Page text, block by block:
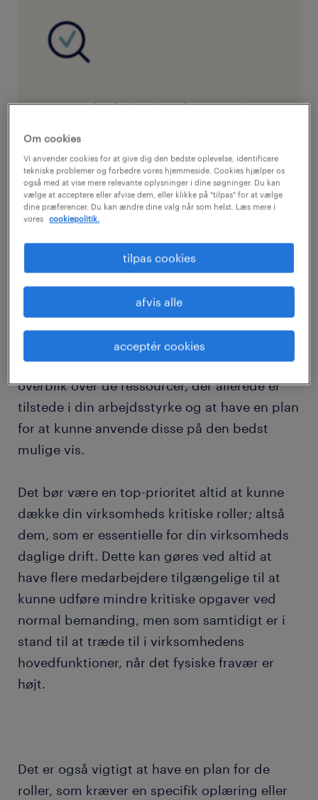
case study: forbedret fremmøde og
produktivitet.
download case
HR ledelse og planlægning.
Det er essentielt at have en hurtig
ansættelsesproces, når du har et kortsigtet
behov for at booste din arbejdskapacitet. Det
er dog lige så afgørende at have et klart
overblik over de ressourcer, der allerede er
tilstede i din arbejdsstyrke og at have en plan
for at kunne anvende disse på den bedst
mulige vis.
Det bør være en top-prioritet altid at kunne
dække din virksomheds kritiske roller; altså
dem, som er essentielle for din virksomheds
daglige drift. Dette kan gøres ved altid at
have flere medarbejdere tilgængelige til at
kunne udføre mindre kritiske opgaver ved
normal bemanding, men som samtidigt er i
stand til at træde til i virksomhedens
hovedfunktioner, når det fysiske fravær er
højt.
Det er også vigtigt at have en plan for de
roller, som kræver en specifik oplæring eller
Om cookies
Vi anvender cookies for at give dig den bedste oplevelse, identificere
tekniske problemer og forbedre vores hjemmeside. Cookies hjælper os
også med at vise mere relevante oplysninger i dine søgninger. Du kan
vælge at acceptere eller afvise dem, eller klikke på "tilpas" for at vælge
dine præferencer. Du kan ændre dine valg når som helst. Læs mere i
vores
cookiepolitik.
tilpas cookies
afvis alle
acceptér cookies